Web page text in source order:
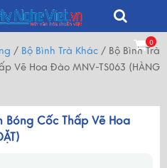
0
/ Bộ Bình Trà Khác / Bộ Bình Trà
Vẽ Hoa Đào MNV-TS063 (HÀNG
Bóng Cốc Thấp Vẽ Hoa